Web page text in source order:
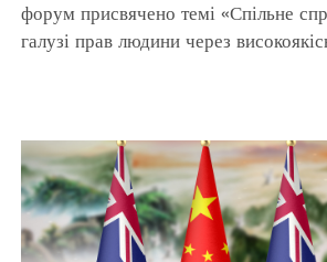
форум присвячено темі «Спільне
галузі прав людини через